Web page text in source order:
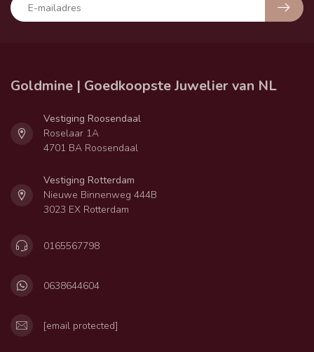
Goldmine | Goedkoopste Juwelier van NL
Vestiging Roosendaal
Roselaar 1A
4701 BA Roosendaal
Vestiging Rotterdam
Nieuwe Binnenweg 444B
3023 EX Rotterdam
0165567798
0638644604
[email protected]